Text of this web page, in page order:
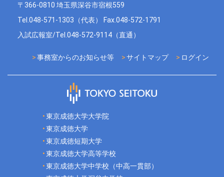
〒366-0810 埼玉県深谷市宿根559
Tel.048-571-1303（代表） Fax.048-572-1791
入試広報室/Tel.048-572-9114（直通）
ログイン
サイトマップ
事務室からのお知らせ等
東京成徳大学大学院
東京成徳大学
東京成徳短期大学
東京成徳大学高等学校
東京成徳大学中学校（中高一貫部）